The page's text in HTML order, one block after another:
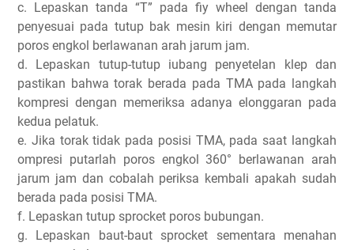
c. Lepaskan tanda “T” pada fiy wheel dengan tanda
penyesuai pada tutup bak mesin kiri dengan memutar
poros engkol berlawanan arah jarum jam.
d. Lepaskan tutup-tutup iubang penyetelan klep dan
pastikan bahwa torak berada pada TMA pada langkah
kompresi dengan memeriksa adanya elonggaran pada
kedua pelatuk.
e. Jika torak tidak pada posisi TMA, pada saat langkah
ompresi putarlah poros engkol 360° berlawanan arah
jarum jam dan cobalah periksa kembali apakah sudah
berada pada posisi TMA.
f. Lepaskan tutup sprocket poros bubungan.
g. Lepaskan baut-baut sprocket sementara menahan